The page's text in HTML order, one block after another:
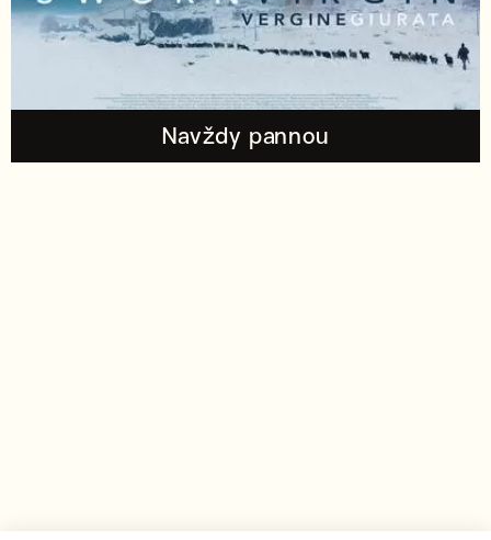
Navždy pannou